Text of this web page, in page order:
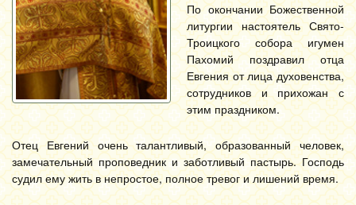
По окончании Божественной
литургии настоятель Свято-
Троицкого собора игумен
Пахомий поздравил отца
Евгения от лица духовенства,
сотрудников и прихожан с
этим праздником.
Отец Евгений очень талантливый, образованный человек,
замечательный проповедник и заботливый пастырь. Господь
судил ему жить в непростое, полное тревог и лишений время.